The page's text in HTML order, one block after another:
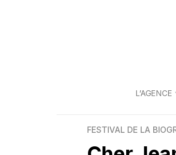
L’AGENCE
FESTIVAL DE LA